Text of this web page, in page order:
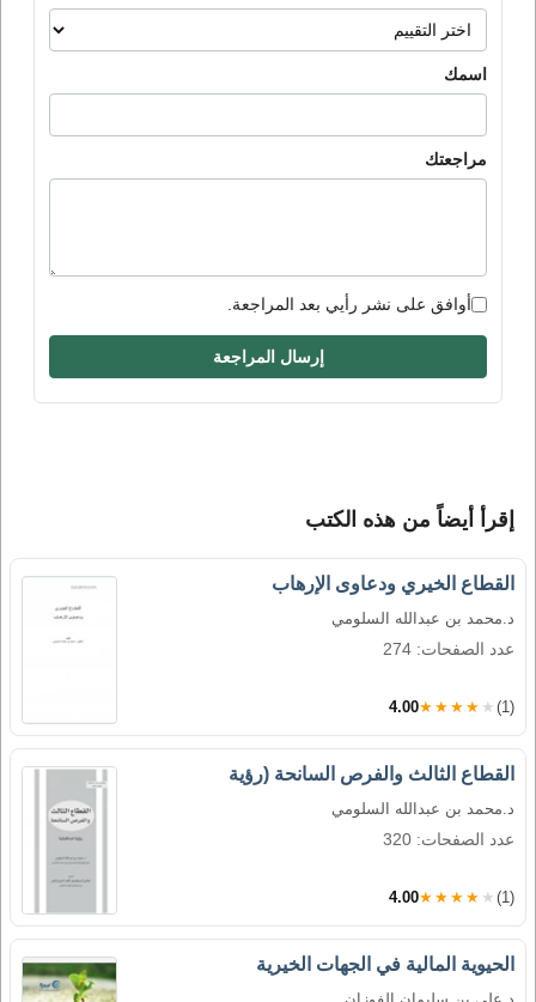
اسمك
مراجعتك
أوافق على نشر رأيي بعد المراجعة.
إرسال المراجعة
إقرأ أيضاً من هذه الكتب
القطاع الخيري ودعاوى الإرهاب
د.محمد بن عبدالله السلومي
عدد الصفحات: 274
4.00★★★★★ (1)
القطاع الثالث والفرص السانحة (رؤية
د.محمد بن عبدالله السلومي
عدد الصفحات: 320
4.00★★★★★ (1)
الحيوية المالية في الجهات الخيرية
د.علي ين سليمان الفوزان